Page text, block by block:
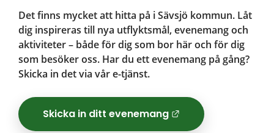
Det finns mycket att hitta på i Sävsjö kommun. Låt
dig inspireras till nya utflyktsmål, evenemang och
aktiviteter – både för dig som bor här och för dig
som besöker oss. Har du ett evenemang på gång?
Skicka in det via vår e-tjänst.
Skicka in ditt evenemang